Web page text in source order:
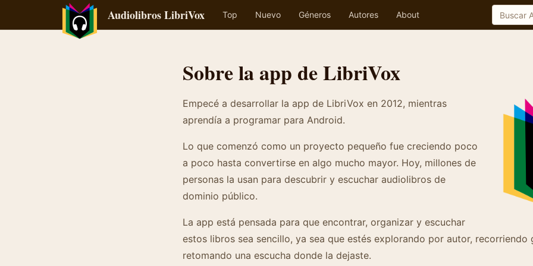
Audiolibros LibriVox Top Nuevo Géneros Autores About
Sobre la app de LibriVox
Empecé a desarrollar la app de LibriVox en 2012, mientras
aprendía a programar para Android.
Lo que comenzó como un proyecto pequeño fue creciendo poco
a poco hasta convertirse en algo mucho mayor. Hoy, millones de
personas la usan para descubrir y escuchar audiolibros de
dominio público.
La app está pensada para que encontrar, organizar y escuchar
estos libros sea sencillo, ya sea que estés explorando por autor, recorriendo
retomando una escucha donde la dejaste.